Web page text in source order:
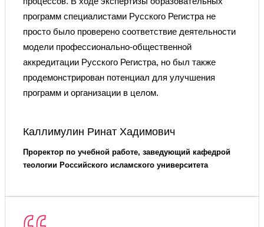
программ специалистами Русского Регистра не
просто было проверено соответствие деятельности
модели профессионально-общественной
аккредитации Русского Регистра, но был также
продемонстрирован потенциал для улучшения
программ и организации в целом.
Каллимулин Ринат Хадимович
Проректор по учебной работе, заведующий кафедрой
теологии Российского исламского университета